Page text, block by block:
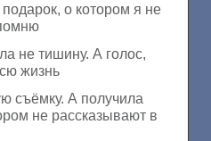
о котором я не
не тишину. А голос,
жизнь
съёмку. А получила
не рассказывают в